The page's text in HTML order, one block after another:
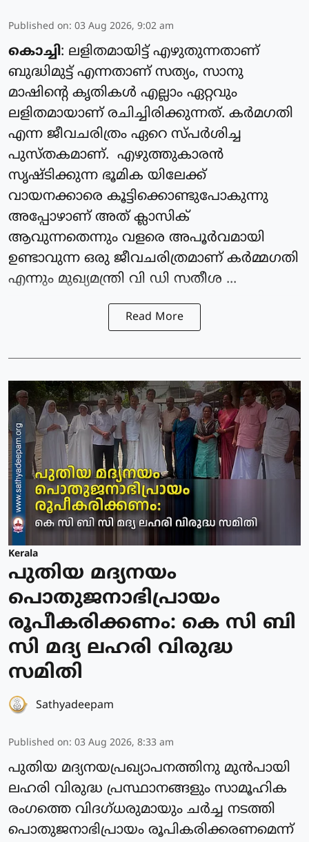
Published on: 03 Aug 2026, 9:02 am
കൊച്ചി: ലളിതമായിട്ട് എഴുതുന്നതാണ്
ബുദ്ധിമുട്ട് എന്നതാണ് സത്യം, സാനു
മാഷിന്റെ കൃതികൾ എല്ലാം ഏറ്റവും
ലളിതമായാണ് രചിച്ചിരിക്കുന്നത്. കർമഗതി
എന്ന ജീവചരിത്രം ഏറെ സ്പർശിച്ച
പുസ്തകമാണ്. എഴുത്തുകാരൻ
സൃഷ്ടിക്കുന്ന ഭൂമിക യിലേക്ക്
വായനക്കാരെ കൂട്ടിക്കൊണ്ടുപോകുന്നു
അപ്പോഴാണ് അത് ക്ലാസിക്
ആവുന്നതെന്നും വളരെ അപൂർവമായി
ഉണ്ടാവുന്ന ഒരു ജീവചരിത്രമാണ് കർമ്മഗതി
എന്നും മുഖ്യമന്ത്രി വി ഡി സതീശ ...
Read More
Kerala
പുതിയ മദ്യനയം
പൊതുജനാഭിപ്രായം
രൂപീകരിക്കണം: കെ സി ബി
സി മദ്യ ലഹരി വിരുദ്ധ
സമിതി
Sathyadeepam
Published on: 03 Aug 2026, 8:33 am
പുതിയ മദ്യനയപ്രഖ്യാപനത്തിനു മുൻപായി
ലഹരി വിരുദ്ധ പ്രസ്ഥാനങ്ങളും സാമൂഹിക
രംഗത്തെ വിദഗ്ധരുമായും ചർച്ച നടത്തി
പൊതുജനാഭിപ്രായം രൂപികരിക്കരണമെന്ന്